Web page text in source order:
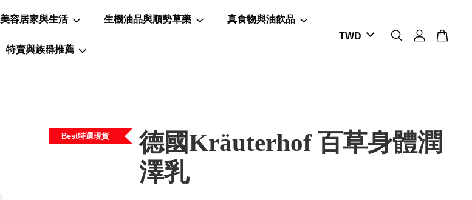
美容居家與生活 生機油品與順勢草藥 真食物與油飲品
特賣與族群推薦
Best特選現貨
德國Kräuterhof 百草身體潤
澤乳